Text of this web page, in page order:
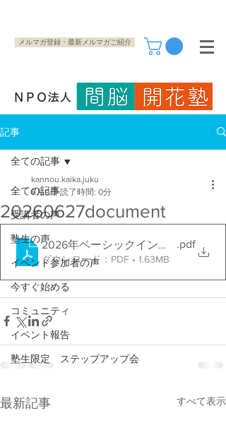
メルマガ登録・最新メルマガご紹介
記事
全ての記事
受講者の声
塾生の声
イベント参加者の声
今すぐ始める
コミュニティ
イベント報告
塾生限定 ステップアップ会
全ての記事
20260627document
kannou.kaika.juku
6月9日 読了時間: 0分
2026年ベーシックインスラクター用
.pdf
ダウンロード：PDF • 1.63MB
最新記事 すべて表示